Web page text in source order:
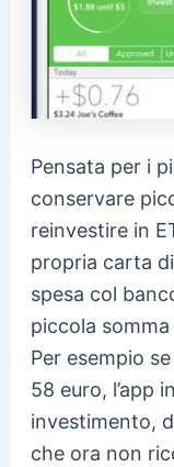
Pensata per i
conservare
reinvestire in
propria carta
spesa col
piccola
Per esempio
58 euro, l’app
investimento,
che ora non